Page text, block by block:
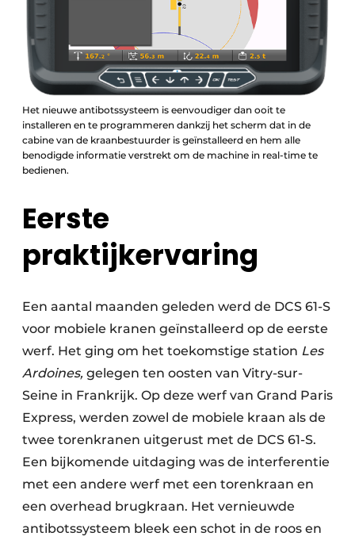
Het nieuwe antibotssysteem is eenvoudiger dan ooit te
installeren en te programmeren dankzij het scherm dat in de
cabine van de kraanbestuurder is geïnstalleerd en hem alle
benodigde informatie verstrekt om de machine in real-time te
bedienen.
Eerste
praktijkervaring
Een aantal maanden geleden werd de DCS 61-S
voor mobiele kranen geïnstalleerd op de eerste
werf. Het ging om het toekomstige station Les
Ardoines, gelegen ten oosten van Vitry-sur-
Seine in Frankrijk. Op deze werf van Grand Paris
Express, werden zowel de mobiele kraan als de
twee torenkranen uitgerust met de DCS 61-S.
Een bijkomende uitdaging was de interferentie
met een andere werf met een torenkraan en
een overhead brugkraan. Het vernieuwde
antibotssysteem bleek een schot in de roos en